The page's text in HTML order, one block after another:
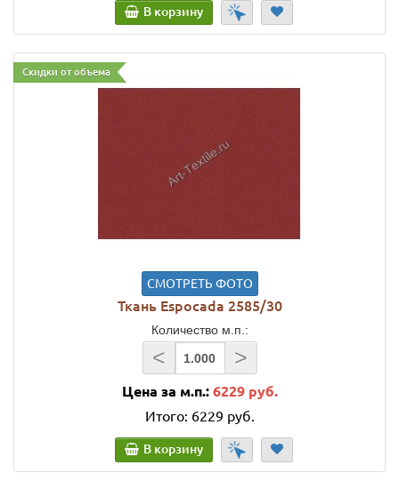
В корзину
Скидки от объема
СМОТРЕТЬ ФОТО
Ткань Espocada 2585/30
Количество м.п.:
< >
Цена за м.п.: 6229 руб.
Итого: 6229 руб.
В корзину